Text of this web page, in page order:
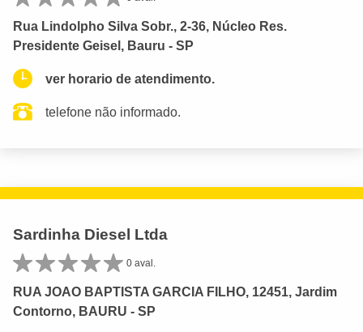
Rua Lindolpho Silva Sobr., 2-36, Núcleo Res.
Presidente Geisel, Bauru - SP
ver horario de atendimento.
telefone não informado.
Sardinha Diesel Ltda
0 aval.
RUA JOAO BAPTISTA GARCIA FILHO, 12451, Jardim
Contorno, BAURU - SP